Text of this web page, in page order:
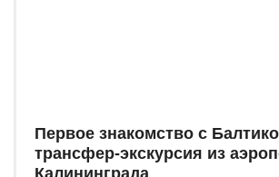
Первое знакомство с
трансфер-экскурсия из
Калининграда